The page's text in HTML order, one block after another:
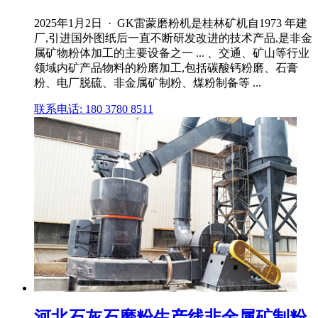
2025年1月2日 · GK雷蒙磨粉机是桂林矿机自1973 年建
厂,引进国外图纸后一直不断研发改进的技术产品,是非金
属矿物粉体加工的主要设备之一 ... 、交通、矿山等行业
领域内矿产品物料的粉磨加工,包括碳酸钙粉磨、石膏
粉、电厂脱硫、非金属矿制粉、煤粉制备等 ...
联系电话: 180 3780 8511